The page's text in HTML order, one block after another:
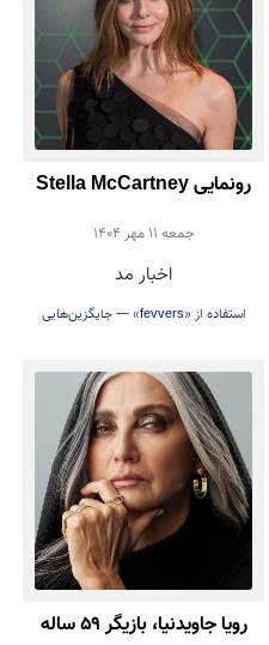
رونمایی Stella McCartney
از پر مصنوعی (بدون استفاده از
پر حیوانی)
جمعه 11 مهر 1404
اخبار مد
استفاده از «fevvers» — جایگزین‌هایی
رویا جاویدنیا، بازیگر ۵۹ ساله